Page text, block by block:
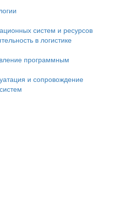
систем и ресурсов
в логистике
программным
и сопровождение